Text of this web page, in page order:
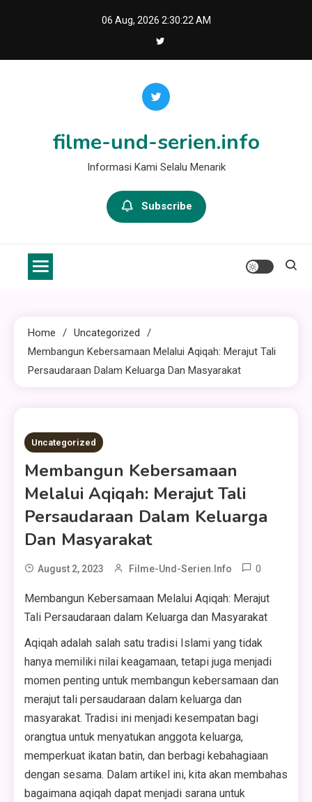
06 Aug, 2026 2:30:22 AM
filme-und-serien.info
Informasi Kami Selalu Menarik
Subscribe
Home
Uncategorized
Membangun Kebersamaan Melalui Aqiqah: Merajut Tali
Persaudaraan Dalam Keluarga Dan Masyarakat
3 MINS READ
Uncategorized
Membangun Kebersamaan
Melalui Aqiqah: Merajut Tali
Persaudaraan Dalam Keluarga
Dan Masyarakat
August 2, 2023 Filme-Und-Serien.info 0
Membangun Kebersamaan Melalui Aqiqah: Merajut
Tali Persaudaraan dalam Keluarga dan Masyarakat
Aqiqah adalah salah satu tradisi Islami yang tidak
hanya memiliki nilai keagamaan, tetapi juga menjadi
momen penting untuk membangun kebersamaan dan
merajut tali persaudaraan dalam keluarga dan
masyarakat. Tradisi ini menjadi kesempatan bagi
orangtua untuk menyatukan anggota keluarga,
memperkuat ikatan batin, dan berbagi kebahagiaan
dengan sesama. Dalam artikel ini, kita akan membahas
bagaimana aqiqah dapat menjadi sarana untuk